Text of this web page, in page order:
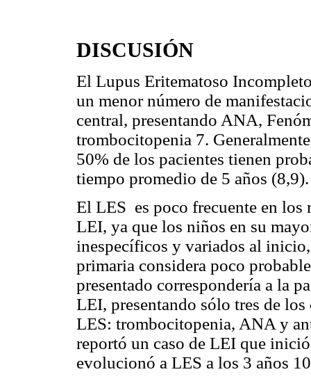
DISCUSIÓN
El Lupus Eritematoso
un menor número de
central, presentando ANA,
trombocitopenia 7.
50% de los pacientes tienen
tiempo promedio de 5 años (8,9).
El LES es poco frecuente en los
LEI, ya que los niños en su
inespecíficos y variados al
primaria considera poco
presentado correspondería a la
LEI, presentando sólo tres de
LES: trombocitopenia, ANA y
reportó un caso de LEI que
evolucionó a LES a los 3 años